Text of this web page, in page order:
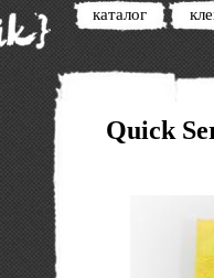
каталог
Quick